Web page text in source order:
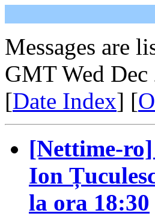
Messages are
GMT Wed Dec
[Date Index] [
[Nettime-
Ion
la ora 18:30